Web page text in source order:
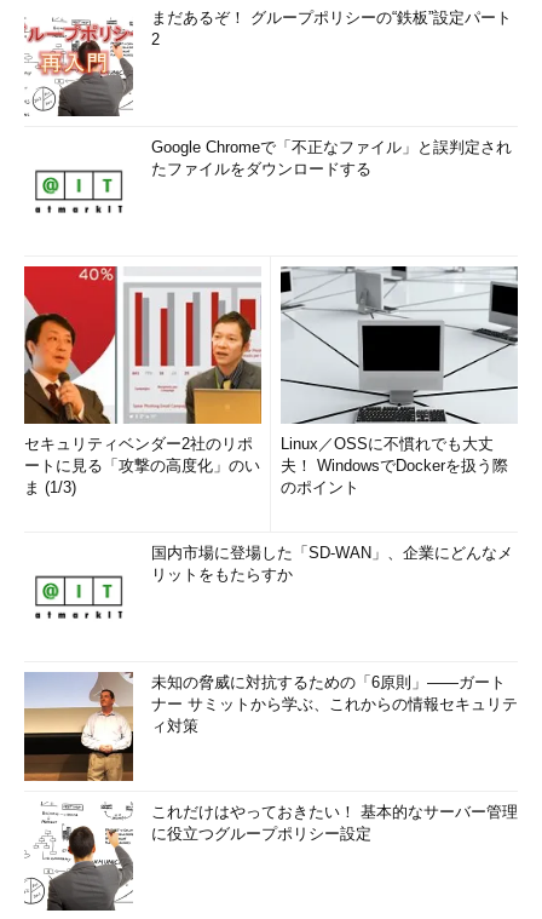
まだあるぞ！ グループポリシーの“鉄板”設定パート
2
Google Chromeで「不正なファイル」と誤判定され
たファイルをダウンロードする
セキュリティベンダー2社のリポ
ートに見る「攻撃の高度化」のい
ま (1/3)
Linux／OSSに不慣れでも大丈
夫！ WindowsでDockerを扱う際
のポイント
国内市場に登場した「SD-WAN」、企業にどんなメ
リットをもたらすか
未知の脅威に対抗するための「6原則」――ガート
ナー サミットから学ぶ、これからの情報セキュリテ
ィ対策
これだけはやっておきたい！ 基本的なサーバー管理
に役立つグループポリシー設定